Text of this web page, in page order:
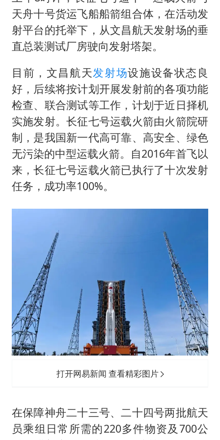
天舟十号货运飞船船箭组合体，在活动发
射平台的托举下，从文昌航天发射场的垂
直总装测试厂房驶向发射塔架。
目前，文昌航天发射场设施设备状态良
好，后续将按计划开展发射前的各项功能
检查、联合测试等工作，计划于近日择机
实施发射。长征七号运载火箭由火箭院研
制，是我国新一代高可靠、高安全、绿色
无污染的中型运载火箭。自2016年首飞以
来，长征七号运载火箭已执行了十次发射
任务，成功率100%。
打开网易新闻 查看精彩图片
在保障神舟二十三号、二十四号两批航天
员乘组日常所需的220多件物资及700公